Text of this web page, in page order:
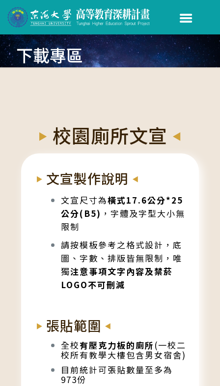
下載專區
校園廁所文宣
文宣製作說明
文宣尺寸為橫式17.6公分*25
公分(B5) ，字體及字型大小無
限制
請按模板參考之格式設計，底
圖、字數、排版皆無限制，唯
獨注意事項文字內容及禁菸
LOGO不可刪減
張貼範圍
全校有壓克力板的廁所 (一校二
校所有教學大樓包含男女宿舍)
目前統計可張貼數量至多為
973份